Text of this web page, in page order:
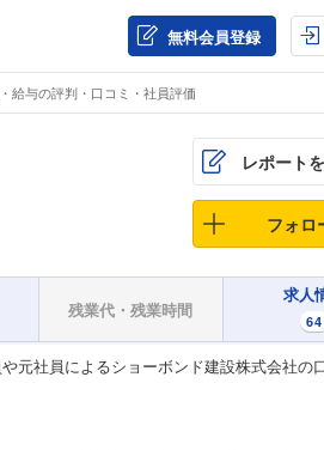
無料会員登録
給与の評判・口コミ・社員評価
レポート
フォロ
残業代・残業時間
求人
64
元社員によるショーボンド建設株式会社の